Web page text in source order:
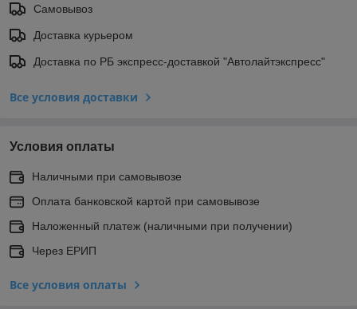
Самовывоз
Доставка курьером
Доставка по РБ экспресс-доставкой "Автолайтэкспресс"
Все условия доставки
Условия оплаты
Наличными при самовывозе
Оплата банковской картой при самовывозе
Наложенный платеж (наличными при получении)
Через ЕРИП
Все условия оплаты